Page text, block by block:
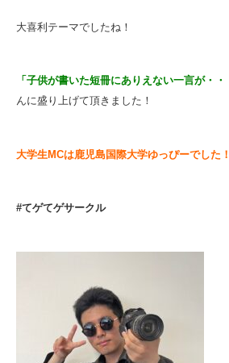
大喜利テーマでしたね！
「子供が書いた短冊にありえない一言が・・
んに盛り上げて頂きました！
大学生MCは鹿児島国際大学ゆっぴーでした！
#てゲてゲサークル